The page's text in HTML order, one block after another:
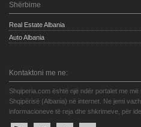
Shërbime
Real Estate Albania
Auto Albania
Kontaktoni me ne:
Shqiperia.com është një ndër portalet me
Shqipërisë (Albania) në internet. Ne jemi
informacioneve të reja dhe shkrimeve, për